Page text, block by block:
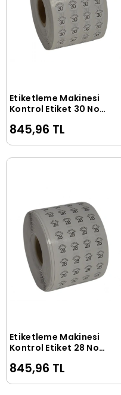
Sepete Ekle
Etiketleme Makinesi
Kontrol Etiket 30 No
845,96 TL
Sepete Ekle
Etiketleme Makinesi
Kontrol Etiket 28 No
845,96 TL